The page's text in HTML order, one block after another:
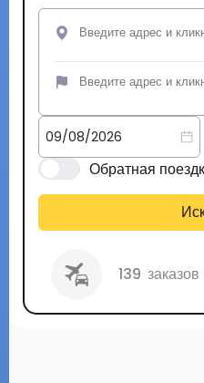
Обратная
139